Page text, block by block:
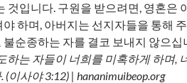
것입니다. 구원을 받으려면, 영혼은
하며, 아버지는 선지자들을 통해
불순종하는 자를 결코 보내지 않으십
하는 자들이 너희를 미혹하게 하며,
이사야 3:12) | hananimuibeop.org